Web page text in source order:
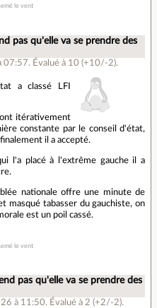
le vent
pas qu'elle va se prendre des
07:57. Évalué à 10 (+10/-2).
a classé LFI
itérativement
constante par le conseil d'état,
il a accepté.
l'a placé à l'extrême gauche il a
nationale offre une minute de
masqué tabasser du gauchiste, on
est un poil cassé.
le vent
pas qu'elle va se prendre des
à 11:50.Évalué à 2 (+2/-2).